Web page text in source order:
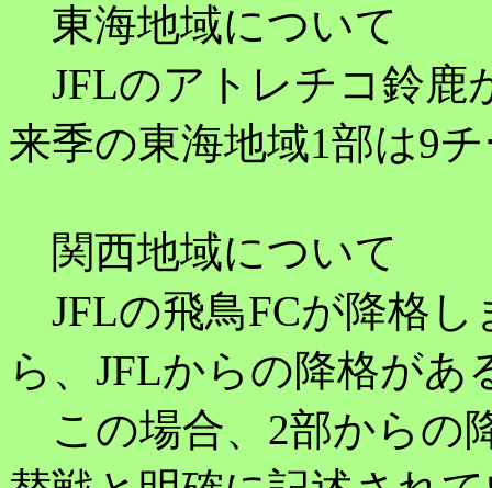
東海地域について
JFLのアトレチコ鈴鹿
来季の東海地域1部は9
関西地域について
JFLの飛鳥FCが降格し
ら、JFLからの降格が
この場合、2部からの